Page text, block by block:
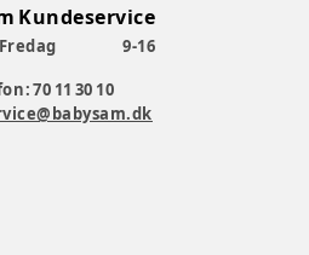
Kundeservice
9-16
70 11 30 10